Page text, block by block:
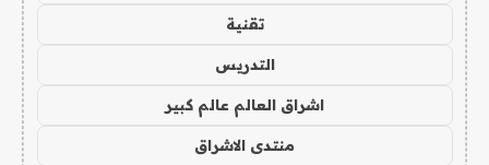
تقنية
التدريس
اشراق العالم عالم كبير
منتدى الاشراق